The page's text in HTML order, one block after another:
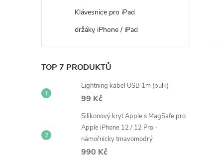
Klávesnice pro iPad
držáky iPhone / iPad
TOP 7 PRODUKTŮ
Lightning kabel USB 1m (bulk)
99 Kč
Silikonový kryt Apple s MagSafe pro
Apple iPhone 12 / 12 Pro -
námořnicky tmavomodrý
990 Kč